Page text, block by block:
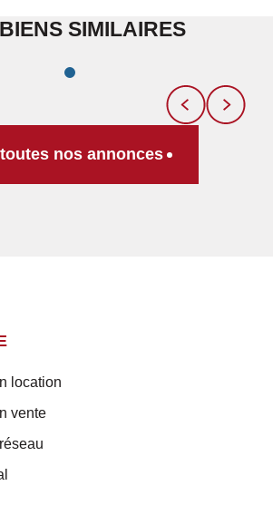
SIMILAIRES
nos annonces
location
vente